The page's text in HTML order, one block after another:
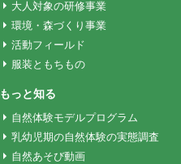
大人対象の研修事業
環境・森づくり事業
活動フィールド
服装ともちもの
もっと知る
自然体験モデルプログラム
乳幼児期の自然体験の実態調査
自然あそび動画